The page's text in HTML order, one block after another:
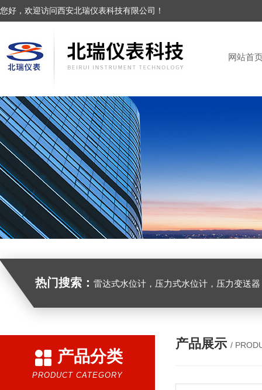
您好，欢迎访问西安北瑞仪表科技有限公司！
网站首
热门搜索： 雷达式水位计，压力式水位计，压力变送器
产品分类
PRODUCT CATEGORY
产品展示 /